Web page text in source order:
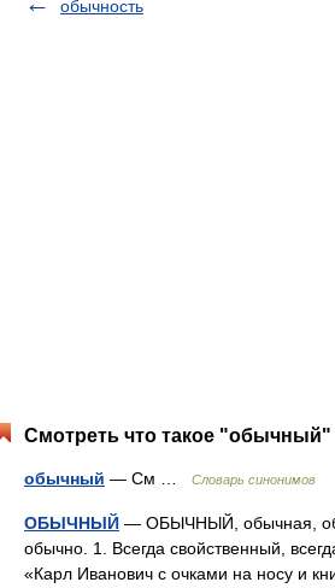
обычность
Смотреть что такое "обычный"
обычный — См … Словарь синонимов
ОБЫЧНЫЙ — ОБЫЧНЫЙ, обычная,
обычно. 1. Всегда свойственный,
«Карл Иванович с очками на носу и